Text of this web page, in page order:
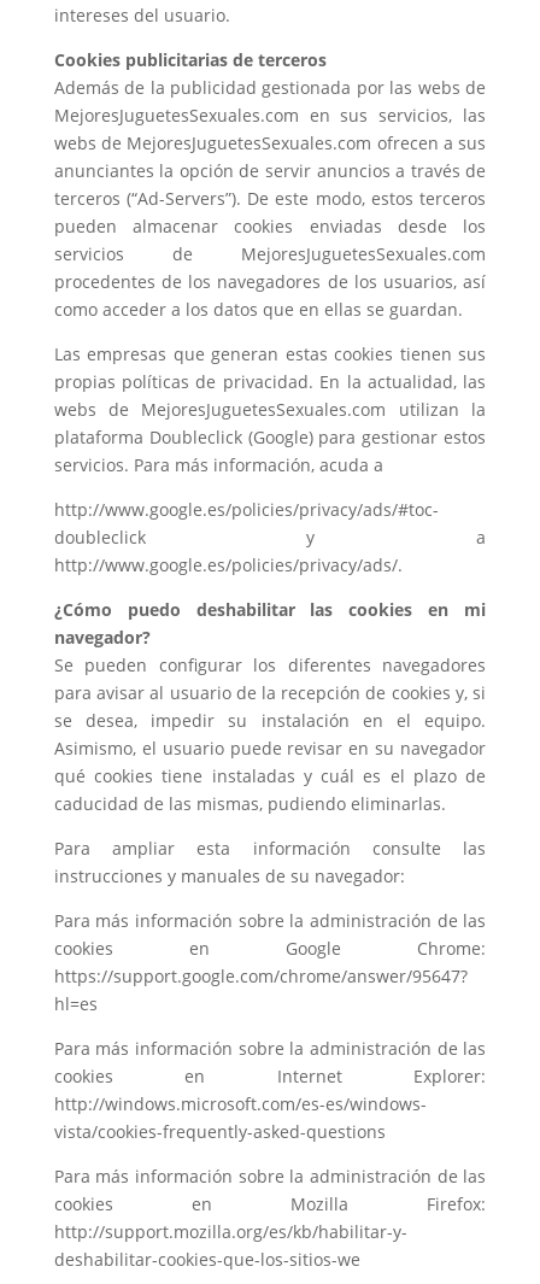
intereses del usuario.
Cookies publicitarias de terceros
Además de la publicidad gestionada por las webs de
MejoresJuguetesSexuales.com en sus servicios, las
webs de MejoresJuguetesSexuales.com ofrecen a sus
anunciantes la opción de servir anuncios a través de
terceros (“Ad-Servers”). De este modo, estos terceros
pueden almacenar cookies enviadas desde los
servicios de MejoresJuguetesSexuales.com
procedentes de los navegadores de los usuarios, así
como acceder a los datos que en ellas se guardan.
Las empresas que generan estas cookies tienen sus
propias políticas de privacidad. En la actualidad, las
webs de MejoresJuguetesSexuales.com utilizan la
plataforma Doubleclick (Google) para gestionar estos
servicios. Para más información, acuda a
http://www.google.es/policies/privacy/ads/#toc-
doubleclick y a
http://www.google.es/policies/privacy/ads/.
¿Cómo puedo deshabilitar las cookies en mi
navegador?
Se pueden configurar los diferentes navegadores
para avisar al usuario de la recepción de cookies y, si
se desea, impedir su instalación en el equipo.
Asimismo, el usuario puede revisar en su navegador
qué cookies tiene instaladas y cuál es el plazo de
caducidad de las mismas, pudiendo eliminarlas.
Para ampliar esta información consulte las
instrucciones y manuales de su navegador:
Para más información sobre la administración de las
cookies en Google Chrome:
https://support.google.com/chrome/answer/95647?
hl=es
Para más información sobre la administración de las
cookies en Internet Explorer:
http://windows.microsoft.com/es-es/windows-
vista/cookies-frequently-asked-questions
Para más información sobre la administración de las
cookies en Mozilla Firefox:
http://support.mozilla.org/es/kb/habilitar-y-
deshabilitar-cookies-que-los-sitios-we